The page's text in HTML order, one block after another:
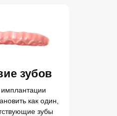
зубов
как один,
зубы